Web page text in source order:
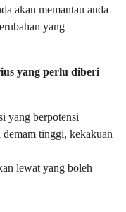
akan memantau anda
yang
yang perlu diberi
yang berpotensi
tinggi, kekakuan
lewat yang boleh